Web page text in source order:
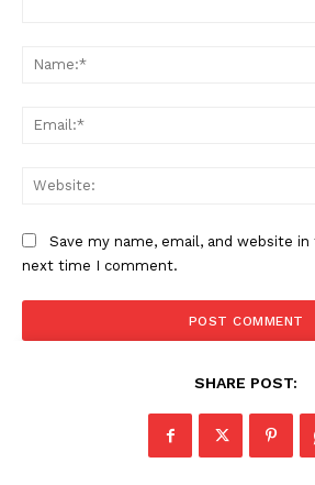
Save my name, email, and website
next time I comment.
SHARE POST: